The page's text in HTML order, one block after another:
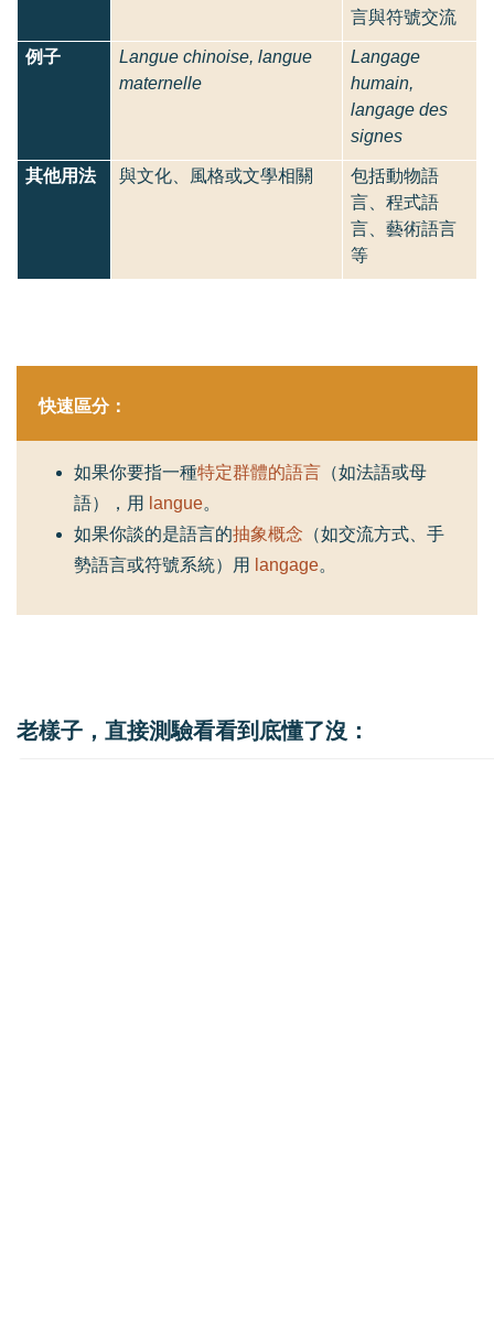
言與符號交流
例子
Langue chinoise, langue
maternelle
Langage
humain,
langage des
signes
其他用法 與文化、風格或文學相關
包括動物語
言、程式語
言、藝術語言
等
快速區分：
如果你要指一種特定群體的語言 （如法語或母
語），用
langue。
如果你談的是語言的抽象概念 （如交流方式、手
勢語言或符號系統）用
langage。
老樣子，直接測驗看看到底懂了沒：